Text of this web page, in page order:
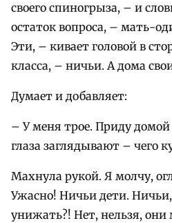
своего спиногрыза, – и
остаток вопроса, – мать-
Эти, – кивает головой в
класса, – ничьи. А дома
Думает и добавляет:
– У меня трое. Приду домой
глаза заглядывают – чего
Махнула рукой. Я молчу,
Ужасно! Ничьи дети.
унижать?! Нет, нельзя, они